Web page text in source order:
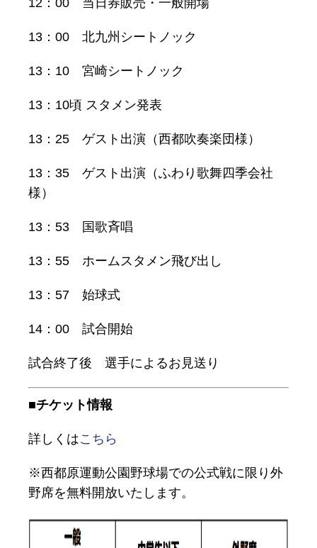
12：00 当日券販売・一般開場
13：00 北九州シートノック
13：10 宮崎シートノック
13：10頃 スタメン発表
13：25 ゲスト出演（西都吹奏楽団様）
13：35 ゲスト出演（ふわり歌舞四季会社
様）
13：53 国歌斉唱
13：55 ホームスタメン飛び出し
13：57 始球式
14：00 試合開始
試合終了後 選手によるお見送り
■チケット情報
詳しくはこちら
※西都原運動公園野球場での公式戦に限り外
野席を無料開放いたします。